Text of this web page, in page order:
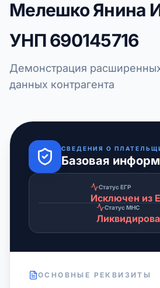
Мелешко Янина
УНП690145716
Демонстрация
данных контрагента
СВЕДЕНИЯ О
Базовая
Статус ЕГР
Исключен из
Статус МНС
ОСНОВНЫЕ РЕКВИЗИТЫ